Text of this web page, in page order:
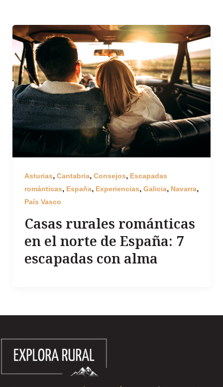
Asturias, Cantabria, Consejos, Escapadas
románticas, España, Experiencias, Galicia, Navarra,
País Vasco
Casas rurales románticas
en el norte de España: 7
escapadas con alma